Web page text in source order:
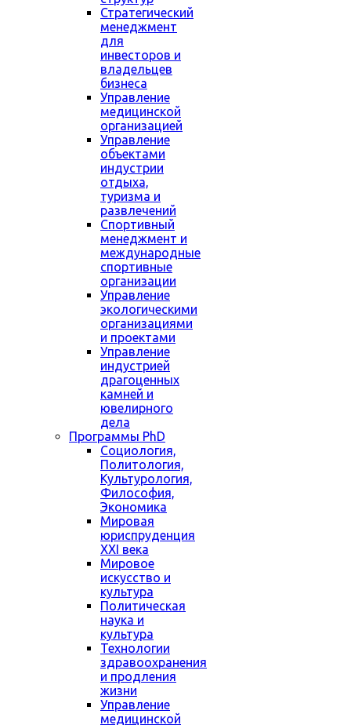
Стратегический
менеджмент
для
инвесторов и
владельцев
бизнеса
Управление
медицинской
организацией
Управление
объектами
индустрии
отдыха,
туризма и
развлечений
Спортивный
менеджмент и
международные
спортивные
организации
Управление
экологическими
организациями
и проектами
Управление
индустрией
драгоценных
камней и
ювелирного
дела
Программы PhD
Социология,
Политология,
Культурология,
Философия,
Экономика
Мировая
юриспруденция
XXI века
Мировое
искусство и
культура
Политическая
наука и
культура
Технологии
здравоохранения
и продления
жизни
Управление
медицинской